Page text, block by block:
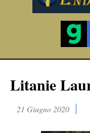
Litanie
21 Giugno 2020